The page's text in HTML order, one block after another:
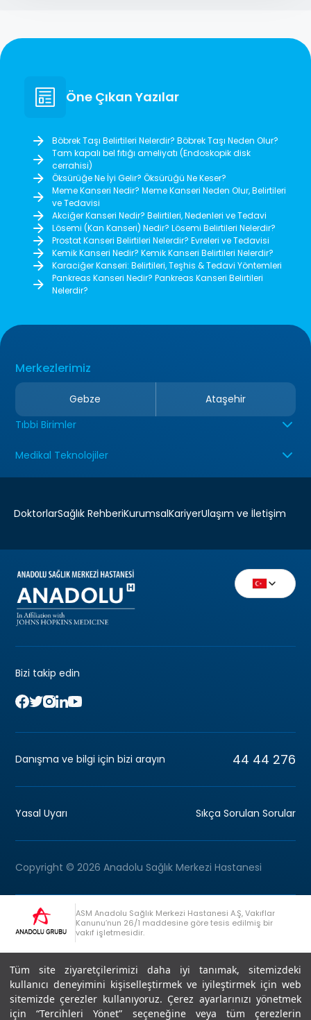
Tüm site ziyaretçilerimizi daha iyi tanımak, sitemizdeki
kullanıcı deneyimini kişiselleştirmek ve iyileştirmek için web
sitemizde çerezler kullanıyoruz. Çerez ayarlarınızı yönetmek
için “Tercihleri Yönet” seçeneğine veya tüm çerezlerin
Öne Çıkan Yazılar
Böbrek Taşı Belirtileri Nelerdir? Böbrek Taşı Neden Olur?
Tam kapalı bel fıtığı ameliyatı (Endoskopik disk
cerrahisi)
Öksürüğe Ne İyi Gelir? Öksürüğü Ne Keser?
Meme Kanseri Nedir? Meme Kanseri Neden Olur, Belirtileri
ve Tedavisi
Akciğer Kanseri Nedir? Belirtileri, Nedenleri ve Tedavi
Lösemi (Kan Kanseri) Nedir? Lösemi Belirtileri Nelerdir?
Prostat Kanseri Belirtileri Nelerdir? Evreleri ve Tedavisi
Kemik Kanseri Nedir? Kemik Kanseri Belirtileri Nelerdir?
Karaciğer Kanseri: Belirtileri, Teşhis & Tedavi Yöntemleri
Pankreas Kanseri Nedir? Pankreas Kanseri Belirtileri
Nelerdir?
Merkezlerimiz
Gebze
Ataşehir
Tıbbi Birimler
Medikal Teknolojiler
DoktorlarSağlık RehberiKurumsalKariyerUlaşım ve İletişim
Bizi takip edin
Danışma ve bilgi için bizi arayın 44 44 276
Yasal Uyarı Sıkça Sorulan Sorular
Copyright © 2026 Anadolu Sağlık Merkezi Hastanesi
ASM Anadolu Sağlık Merkezi Hastanesi A.Ş, Vakıflar
Kanunu’nun 26/1 maddesine göre tesis edilmiş bir
vakıf işletmesidir.
Anadolu Grubu Danışma Hattı +90 (262) 678 54 00